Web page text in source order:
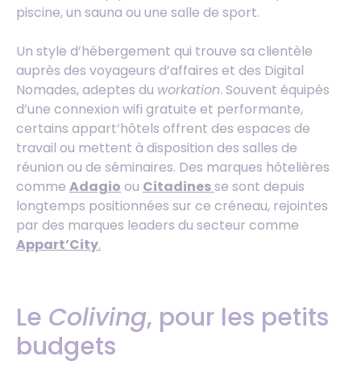
piscine, un sauna ou une salle de sport.
Un style d’hébergement qui trouve sa clientèle
auprès des voyageurs d’affaires et des Digital
Nomades, adeptes du workation. Souvent équipés
d’une connexion wifi gratuite et performante,
certains appart’hôtels offrent des espaces de
travail ou mettent à disposition des salles de
réunion ou de séminaires. Des marques hôtelières
comme Adagio ou Citadinesse sont depuis
longtemps positionnées sur ce créneau, rejointes
par des marques leaders du secteur comme
Appart’City.
Le Coliving, pour les petits
budgets